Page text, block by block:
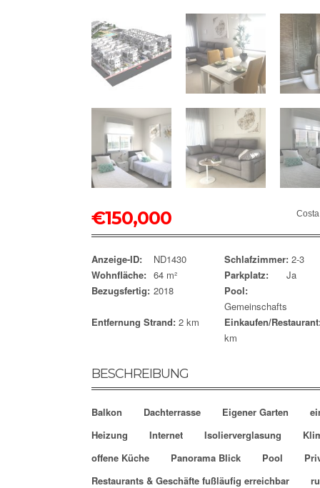
€150,000
Anzeige-ID: ND1430 Schlafzimmer: 2-3
Wohnfläche: 64 m² Parkplatz:
Ja
Bezugsfertig: 2018
Pool:
Gemeinschafts
Entfernung Strand: 2 km
Einkaufen/
km
BESCHREIBUNG
Balkon Dachterrasse Eigener Garten
Heizung
Internet Isolierverglasung
offene Küche
Panorama Blick Pool
Restaurants & Geschäfte fußläufig erreichbar